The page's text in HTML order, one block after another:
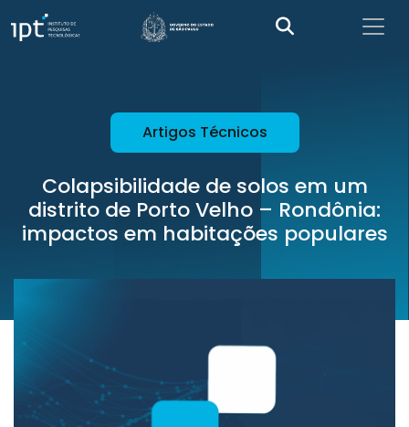
Artigos Técnicos
Colapsibilidade de solos em um
distrito de Porto Velho – Rondônia:
impactos em habitações populares